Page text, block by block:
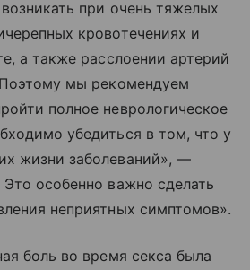
при очень тяжелых
кровотечениях и
а также расслоении артерий
мы рекомендуем
полное неврологическое
убедиться в том, что у
жизни заболеваний», —
особенно важно сделать
неприятных симптомов».
боль во время секса была